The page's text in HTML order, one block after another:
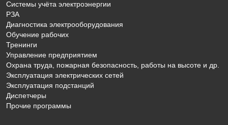
Системы учёта электроэнергии
РЗА
Диагностика электрооборудования
Обучение рабочих
Тренинги
Управление предприятием
Охрана труда, пожарная безопасность, работы на высоте и др.
Эксплуатация электрических сетей
Эксплуатация подстанций
Диспетчеры
Прочие программы